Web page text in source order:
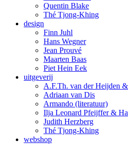
Quentin Blake
Thé Tjong-Khing
design
Finn Juhl
Hans Wegner
Jean Prouvé
Maarten Baas
Piet Hein Eek
uitgeverij
A.F.Th. van der Heijden
Adriaan van Dis
Armando (literatuur)
Ilja Leonard Pfeijffer &
Judith Herzberg
Thé Tjong-Khing
webshop